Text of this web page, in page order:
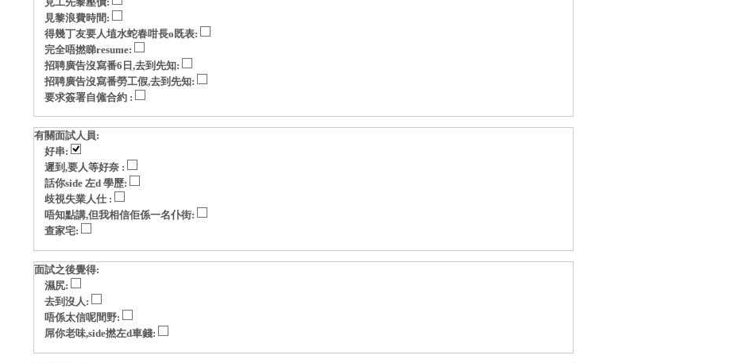
見黎浪費時間:
得幾丁友要人埴水蛇春咁長o既表:
完全唔撚睇resume:
招聘廣告沒寫番6日,去到先知:
招聘廣告沒寫番勞工假,去到先知:
要求簽署自僱合約 :
有關面試人員:
好串:
遲到,要人等好奈 :
話你side 左d 學歷:
歧視失業人仕 :
唔知點講,但我相信佢係一名仆街:
查家宅:
面試之後覺得:
濕尻:
去到沒人:
唔係太信呢間野:
屌你老味,side撚左d車錢: